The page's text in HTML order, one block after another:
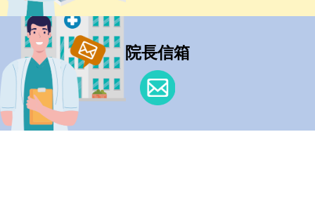
院長信箱